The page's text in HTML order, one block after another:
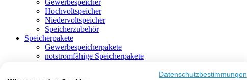
Hochvoltspeicher
Niedervoltspeicher
Speicherzubehör
Speicherpakete
Gewerbespeicherpakete
notstromfähige Speicherpakete
Datenschutzbestimmungen